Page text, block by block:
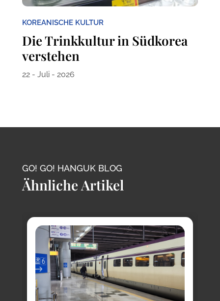
KOREANISCHE KULTUR
Die Trinkkultur in Südkorea
verstehen
22 - Juli - 2026
GO! GO! HANGUK BLOG
Ähnliche Artikel